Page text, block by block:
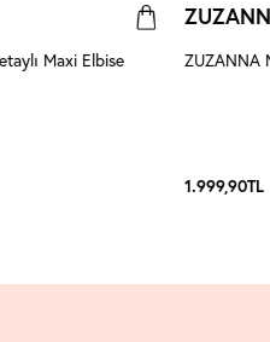
Maxi Elbise
ZUZANNA
1.999,90TL